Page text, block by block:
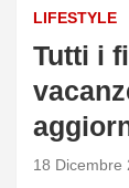
LIFESTYLE
Tutti i
18 Dicembre